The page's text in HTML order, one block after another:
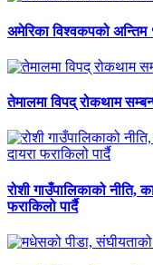
अमेरिका विश्वकपको अन्तिम
तेमालमा विपद् रोकथाम
रोशी गाउँपालिकाको नीति,
फराकिलो पार्दै